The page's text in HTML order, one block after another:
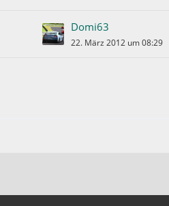
Domi63
22. März 2012 um 08:29